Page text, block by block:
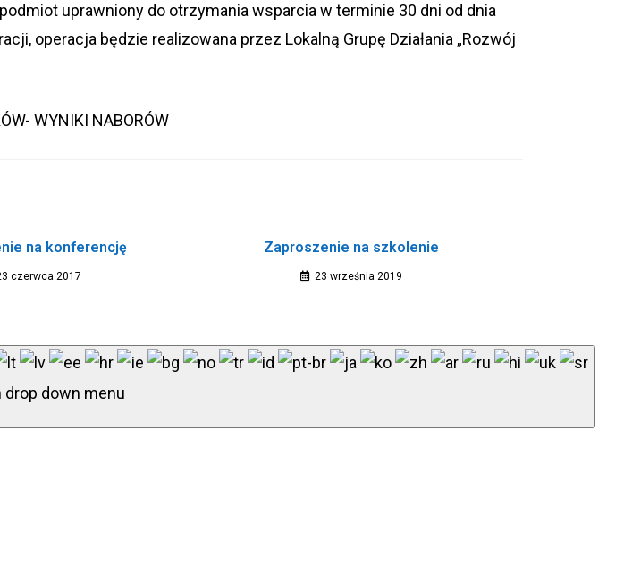
uprawniony do otrzymania wsparcia w terminie 30 dni od dnia
operacja będzie realizowana przez Lokalną Grupę Działania „Rozwój
WYNIKI NABORÓW
na konferencję
czerwca 2017
Zaproszenie na szkolenie
23 września 2019